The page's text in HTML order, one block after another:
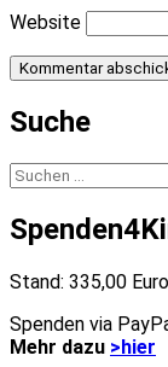
Website
Suche
Suchen
nach:
Stand: 335,00 Euro
Spenden via
Mehr dazu >hier